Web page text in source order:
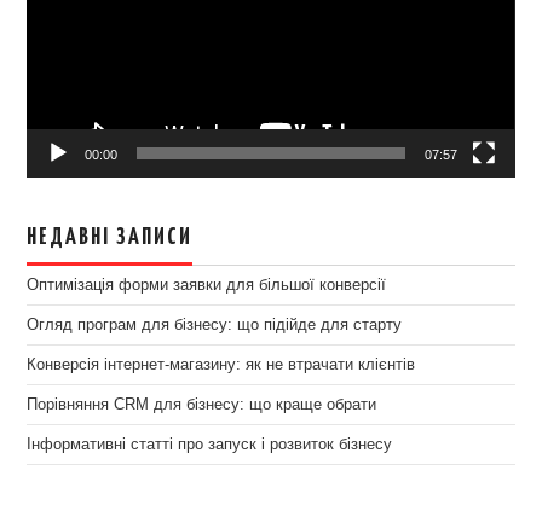
00:00 07:57
НЕДАВНІ ЗАПИСИ
Оптимізація форми заявки для більшої конверсії
Огляд програм для бізнесу: що підійде для старту
Конверсія інтернет-магазину: як не втрачати клієнтів
Порівняння CRM для бізнесу: що краще обрати
Інформативні статті про запуск і розвиток бізнесу